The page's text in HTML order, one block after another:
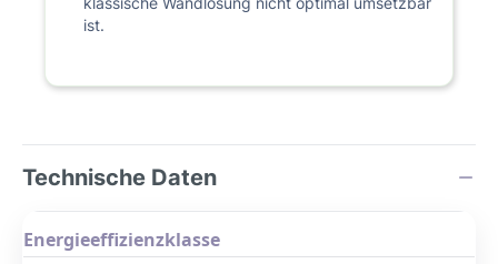
ist.
Technische Daten
Energieeffizienzklasse